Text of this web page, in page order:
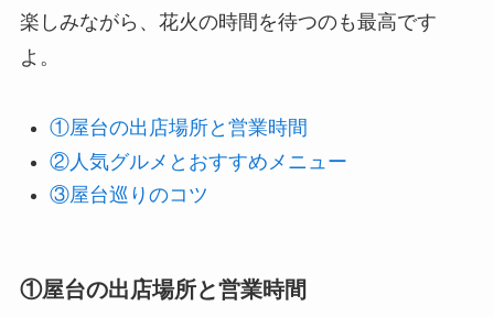
楽しみながら、花火の時間を待つのも最高です
よ。
①屋台の出店場所と営業時間
②人気グルメとおすすめメニュー
③屋台巡りのコツ
①屋台の出店場所と営業時間